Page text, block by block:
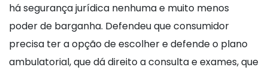
há segurança jurídica nenhuma e muito menos
poder de barganha. Defendeu que consumidor
precisa ter a opção de escolher e defende o plano
ambulatorial, que dá direito a consulta e exames, que